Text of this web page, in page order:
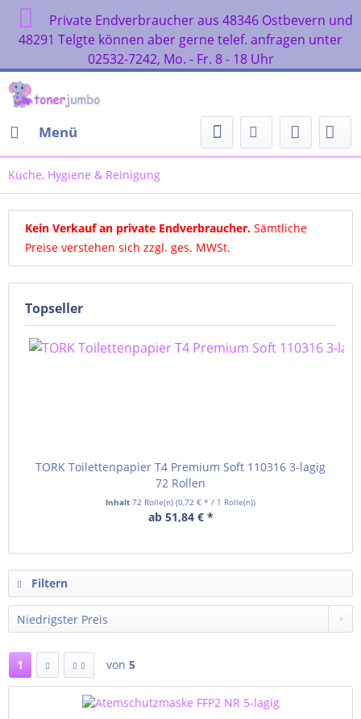
Private Endverbraucher aus 48346 Ostbevern und
48291 Telgte können aber gerne telef. anfragen unter
02532-7242, Mo. - Fr. 8 - 18 Uhr
Menü
Küche, Hygiene & Reinigung
Kein Verkauf an private Endverbraucher. Sämtliche
Preise verstehen sich zzgl. ges. MWSt.
Topseller
TORK Toilettenpapier T4 Premium Soft 110316 3-lagig
72 Rollen
Inhalt 72 Rolle(n) (0,72 € * / 1 Rolle(n))
ab 51,84 € *
Filtern
1 von 5